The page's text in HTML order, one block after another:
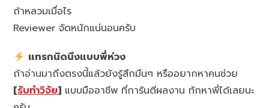
ถ้าหลวมเมื่อไร
Reviewer จัดหนักแน่นอนครับ
แทรกนิดนึงแบบพี่ห่วง
ถ้าอ่านมาถึงตรงนี้แล้วยังรู้สึกมึนๆ หรืออยากหาคนช่วย
[รับทำวิจัย] แบบมืออาชีพ ที่การันตีผลงาน ทักหาพี่ได้เลยนะ